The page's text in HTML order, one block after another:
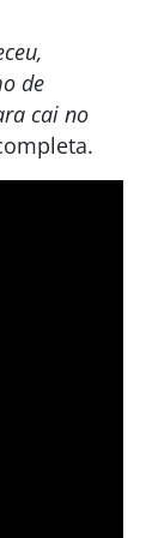
de
cai no